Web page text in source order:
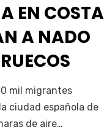
EN COSTA
A NADO
mil migrantes
ciudad española de
de aire…